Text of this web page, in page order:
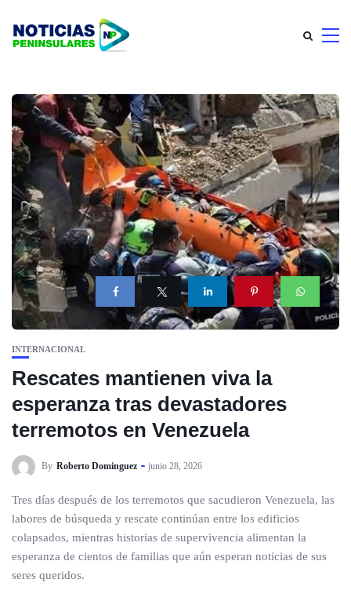
INTERNACIONAL
Rescates mantienen viva la
esperanza tras devastadores
terremotos en Venezuela
By Roberto Dominguez junio 28, 2026
Tres días después de los terremotos que sacudieron Venezuela, las
labores de búsqueda y rescate continúan entre los edificios
colapsados, mientras historias de supervivencia alimentan la
esperanza de cientos de familias que aún esperan noticias de sus
seres queridos.